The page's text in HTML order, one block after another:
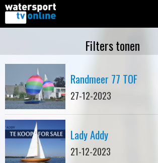
Motorboot-sloep Adverteren
Home Contact Bellen
Filters tonen
Randmeer 77 TOF
27-12-2023
Lady Addy
21-12-2023